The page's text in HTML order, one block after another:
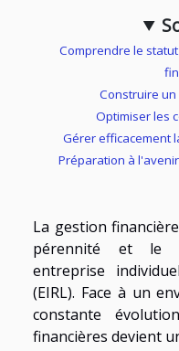
Comprendre le
Construire
Optimiser les
Gérer efficacement
Préparation à
La gestion
pérennité et le
entreprise
(EIRL). Face à un
constante
financières devient